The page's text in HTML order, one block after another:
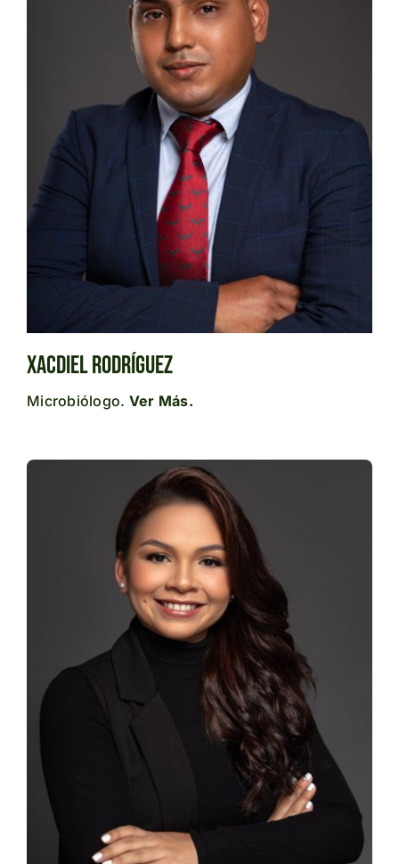
Xacdiel Rodríguez
Microbiólogo. Ver Más.